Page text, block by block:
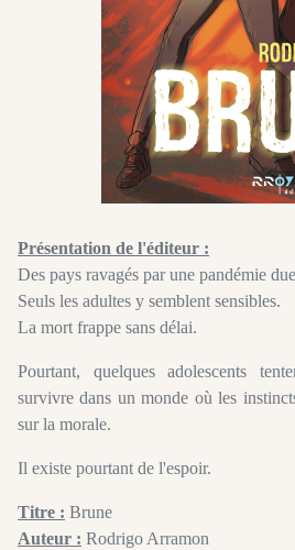
Présentation de l'éditeur :
Des pays ravagés par une pandémie
Seuls les adultes y semblent sensibles.
La mort frappe sans délai.
Pourtant, quelques adolescents
survivre dans un monde où les
sur la morale.
Il existe pourtant de l'espoir.
Titre : Brune
Auteur : Rodrigo Arramon